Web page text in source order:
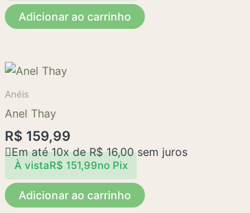
Adicionar ao carrinho
Anéis
Anel Thay
R$ 159,99
Em até 10x deR$16,00sem juros
À vistaR$ 151,99no Pix
Adicionar ao carrinho